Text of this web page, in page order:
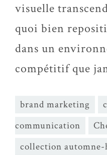
visuelle
quoi bien
dans un
compétitif que
brand marketing
communication
collection